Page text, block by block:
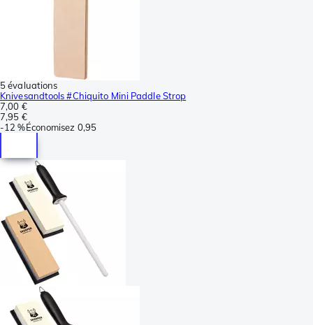
5 évaluations
Knivesandtools #Chiquito Mini Paddle Strop
7,00 €
7,95 €
-12 %Économisez 0,95